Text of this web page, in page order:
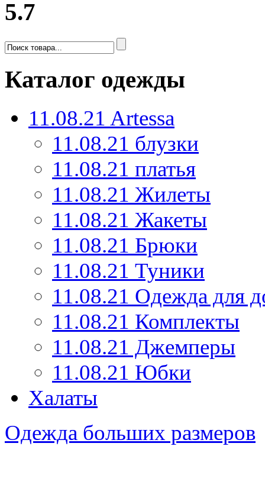
5.7
Каталог одежды
11.08.21 Artessa
11.08.21 блузки
11.08.21 платья
11.08.21 Жилеты
11.08.21 Жакеты
11.08.21 Брюки
11.08.21 Туники
11.08.21 Одежда для
11.08.21 Комплекты
11.08.21 Джемперы
11.08.21 Юбки
Халаты
Одежда больших размеров